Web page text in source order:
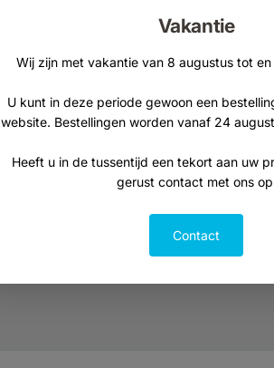
Vakantie
Wij zijn met vakantie van 8 augustus tot
U kunt in deze periode gewoon een
website. Bestellingen worden vanaf 24
Heeft u in de tussentijd een tekort aan uw
gerust contact met ons
Contact
Kruiden & planten
Vetzuren
Visolie
Curcuma